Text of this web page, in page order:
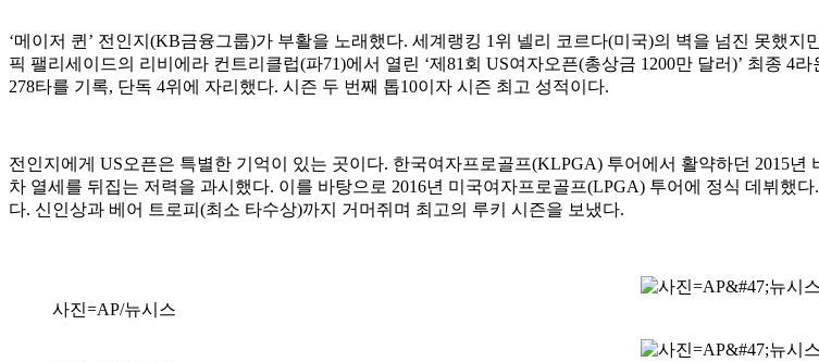
‘메이저 퀸’ 전인지(KB금융그룹)가 부활을 노래했다. 세계랭킹 1위 넬리 코르다(미국)의 벽을 넘진 못했
픽 팰리세이드의 리비에라 컨트리클럽(파71)에서 열린 ‘제81회 US여자오픈(총상금 1200만 달러)’ 최종 4
278타를 기록, 단독 4위에 자리했다. 시즌 두 번째 톱10이자 시즌 최고 성적이다.
전인지에게 US오픈은 특별한 기억이 있는 곳이다. 한국여자프로골프(KLPGA) 투어에서 활약하던 2015
차 열세를 뒤집는 저력을 과시했다. 이를 바탕으로 2016년 미국여자프로골프(LPGA) 투어에 정식 데뷔했
다. 신인상과 베어 트로피(최소 타수상)까지 거머쥐며 최고의 루키 시즌을 보냈다.
사진=AP/뉴시스